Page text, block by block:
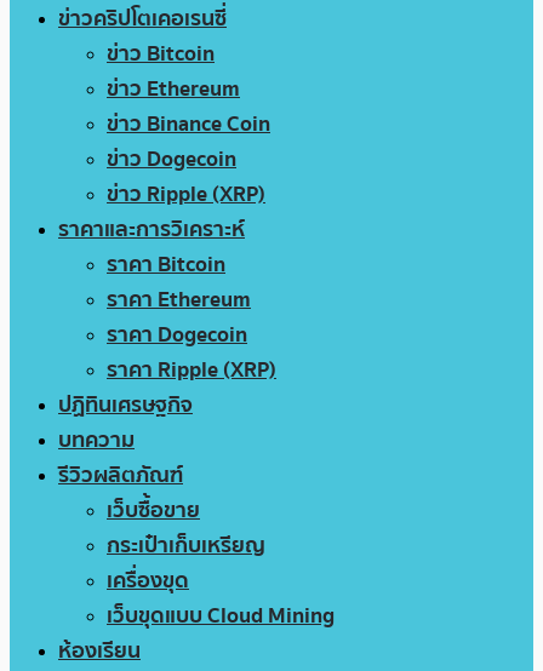
ข่าวคริปโตเคอเรนซี่
ข่าว Bitcoin
ข่าว Ethereum
ข่าว Binance Coin
ข่าว Dogecoin
ข่าว Ripple (XRP)
ราคาและการวิเคราะห์
ราคา Bitcoin
ราคา Ethereum
ราคา Dogecoin
ราคา Ripple (XRP)
ปฏิทินเศรษฐกิจ
บทความ
รีวิวผลิตภัณฑ์
เว็บซื้อขาย
กระเป๋าเก็บเหรียญ
เครื่องขุด
เว็บขุดแบบ Cloud Mining
ห้องเรียน